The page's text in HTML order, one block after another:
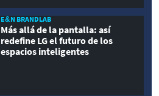
E&N BRANDLAB
Más allá de la pantalla: así
redefine LG el futuro de los
espacios inteligentes